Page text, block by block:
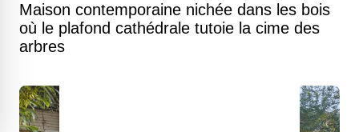
Maison contemporaine nichée dans les bois
où le plafond cathédrale tutoie la cime des
arbres